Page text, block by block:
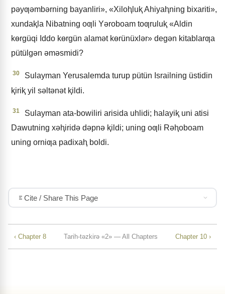
pǝyƣǝmbǝrning bayanliri», «Xiloⱨluⱪ Ahiyaⱨning bixariti»,
xundaⱪla Nibatning oƣli Yǝroboam toƣruluⱪ «Aldin
kɵrgüqi Iddo kɵrgün alamǝt kɵrünüxlǝr» degǝn kitablarƣa
pütülgǝn ǝmǝsmidi?
30
Sulayman Yerusalemda turup pütün Israilning üstidin
ⱪiriⱪ yil sǝltǝnǝt ⱪildi.
31
Sulayman ata-bowiliri arisida uhlidi; halayiⱪ uni atisi
Dawutning xǝⱨiridǝ dǝpnǝ ⱪildi; uning oƣli Rǝⱨoboam
uning orniƣa padixaⱨ boldi.
Cite / Share This Page
‹ Chapter 8 Tarih-tǝzkirǝ «2» — All Chapters Chapter 10 ›